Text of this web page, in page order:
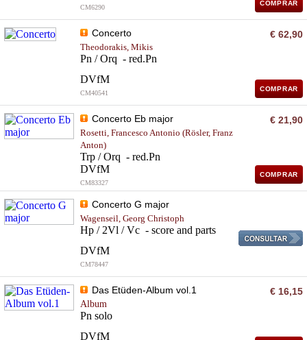
CM6290
COMPRAR
Concerto
Theodorakis, Mikis
Pn / Orq - red.Pn
DVfM
CM40541
€ 62,90
COMPRAR
Concerto Eb major
Rosetti, Francesco Antonio (Rösler, Franz
Anton)
Trp / Orq - red.Pn
DVfM
CM83327
€ 21,90
COMPRAR
Concerto G major
Wagenseil, Georg Christoph
Hp / 2Vl / Vc - score and parts
DVfM
CM78447
Das Etüden-Album vol.1
Album
Pn solo
DVfM
€ 16,15